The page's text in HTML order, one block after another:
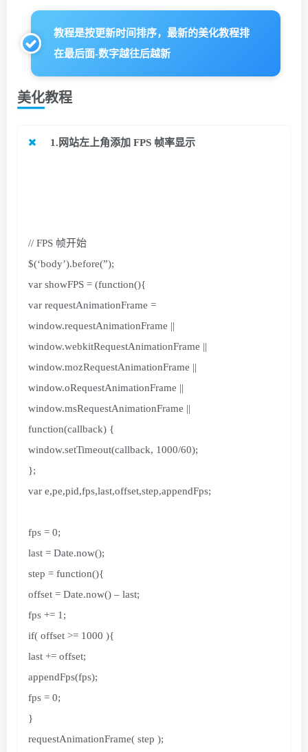
教程是按更新时间排序，最新的美化教程排
在最后面-数字越往后越新
美化教程
1.网站左上角添加 FPS 帧率显示
// FPS 帧开始
$(‘body’).before(”);
var showFPS = (function(){
var requestAnimationFrame =
window.requestAnimationFrame ||
window.webkitRequestAnimationFrame ||
window.mozRequestAnimationFrame ||
window.oRequestAnimationFrame ||
window.msRequestAnimationFrame ||
function(callback) {
window.setTimeout(callback, 1000/60);
};
var e,pe,pid,fps,last,offset,step,appendFps;
fps = 0;
last = Date.now();
step = function(){
offset = Date.now() – last;
fps += 1 ;
if( offset >= 1000 ){
last += offset;
appendFps(fps);
fps = 0;
}
requestAnimationFrame( step );
fps = 0;
last = Date.now();
step = function(){
offset = Date.now() – last;
fps += 1;
if( offset >= 1000 ){
last += offset;
appendFps(fps);
fps = 0;
}
requestAnimationFrame( step );